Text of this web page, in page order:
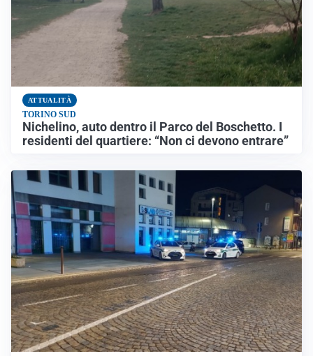
ATTUALITÀ
TORINO SUD
Nichelino, auto dentro il Parco del Boschetto. I
residenti del quartiere: “Non ci devono entrare”